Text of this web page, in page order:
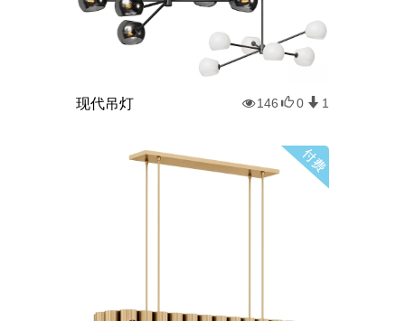
现代吊灯 146 0 1